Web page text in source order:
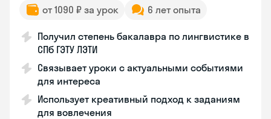
от 1090 ₽ за урок 6 лет опыта
Получил степень бакалавра по лингвистике в
СПб ГЭТУ ЛЭТИ
Связывает уроки с актуальными событиями
для интереса
Использует креативный подход к заданиям
для вовлечения